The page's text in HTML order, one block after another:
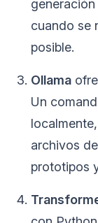
cuando se
posible.
Ollama
Un
archivos
prototipos